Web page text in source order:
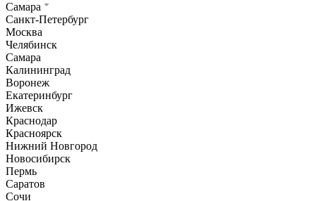
Самара
Санкт-Петербург
Москва
Челябинск
Самара
Калининград
Воронеж
Екатеринбург
Ижевск
Краснодар
Красноярск
Нижний Новгород
Новосибирск
Пермь
Саратов
Сочи